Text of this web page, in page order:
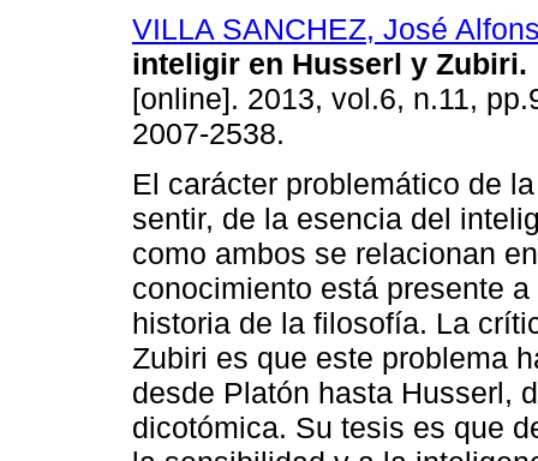
VILLA SANCHEZ, José
inteligir en Husserl y Zubiri.
[online]. 2013, vol.6, n.11,
2007-2538.
El carácter problemático de
sentir, de la esencia del
como ambos se relacionan
conocimiento está presente
historia de la filosofía. La
Zubiri es que este problema
desde Platón hasta Husserl,
dicotómica. Su tesis es que